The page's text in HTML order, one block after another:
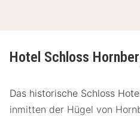
Hotel Schloss
Das historische Schloss
inmitten der Hügel von